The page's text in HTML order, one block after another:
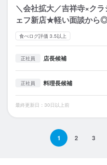
＼会社拡大／吉祥寺×ク
ェフ新店★軽い面談から
食べログ評価 3.5以上
正社員 店長候補
正社員 料理長候補
最終更新日：30日以上前
1 2 3